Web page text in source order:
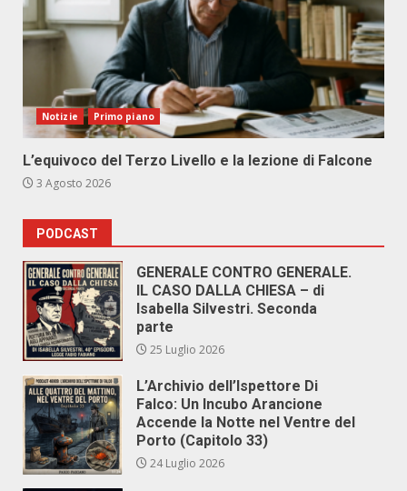
Notizie Primo piano
L’equivoco del Terzo Livello e la lezione di Falcone
3 Agosto 2026
PODCAST
GENERALE CONTRO GENERALE.
IL CASO DALLA CHIESA – di
Isabella Silvestri. Seconda
parte
25 Luglio 2026
L’Archivio dell’Ispettore Di
Falco: Un Incubo Arancione
Accende la Notte nel Ventre del
Porto (Capitolo 33)
24 Luglio 2026